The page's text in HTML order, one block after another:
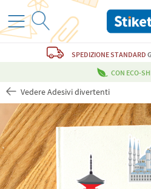
SPEDIZIONE STANDARD
CON ECO-
Vedere Adesivi divertenti